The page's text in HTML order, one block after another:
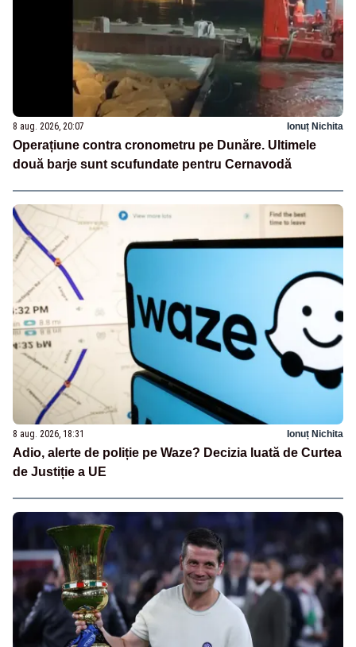
8 aug. 2026, 20:07 Ionuț Nichita
Operațiune contra cronometru pe Dunăre. Ultimele
două barje sunt scufundate pentru Cernavodă
8 aug. 2026, 18:31 Ionuț Nichita
Adio, alerte de poliție pe Waze? Decizia luată de Curtea
de Justiție a UE